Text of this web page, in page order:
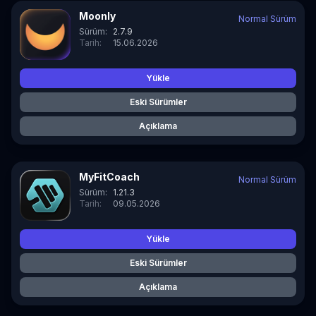
Moonly
Sürüm:
2.7.9
Tarih:
15.06.2026
Normal Sürüm
Yükle
Eski Sürümler
Açıklama
MyFitCoach
Sürüm:
1.21.3
Tarih:
09.05.2026
Normal Sürüm
Yükle
Eski Sürümler
Açıklama